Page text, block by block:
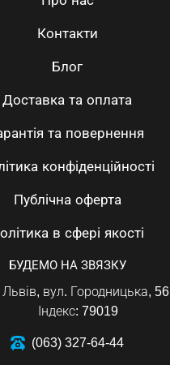
Контакти
Блог
Доставка та оплата
та повернення
конфіденційності
Публічна оферта
в сфері якості
БУДЕМО НА ЗВЯЗКУ
вул. Городницька, 56
Індекс: 79019
(063) 327-64-44